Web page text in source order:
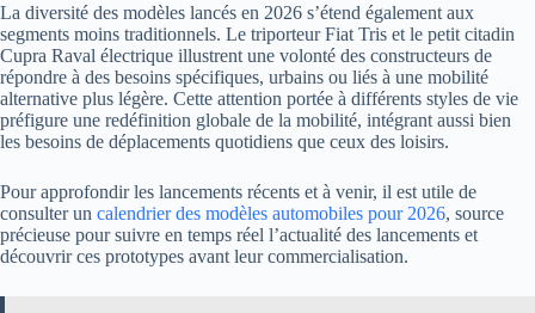
La diversité des modèles lancés en 2026 s’étend également aux
segments moins traditionnels. Le triporteur Fiat Tris et le petit citadin
Cupra Raval électrique illustrent une volonté des constructeurs de
répondre à des besoins spécifiques, urbains ou liés à une mobilité
alternative plus légère. Cette attention portée à différents styles de vie
préfigure une redéfinition globale de la mobilité, intégrant aussi bien
les besoins de déplacements quotidiens que ceux des loisirs.
Pour approfondir les lancements récents et à venir, il est utile de
consulter un calendrier des modèles automobiles pour 2026, source
précieuse pour suivre en temps réel l’actualité des lancements et
découvrir ces prototypes avant leur commercialisation.